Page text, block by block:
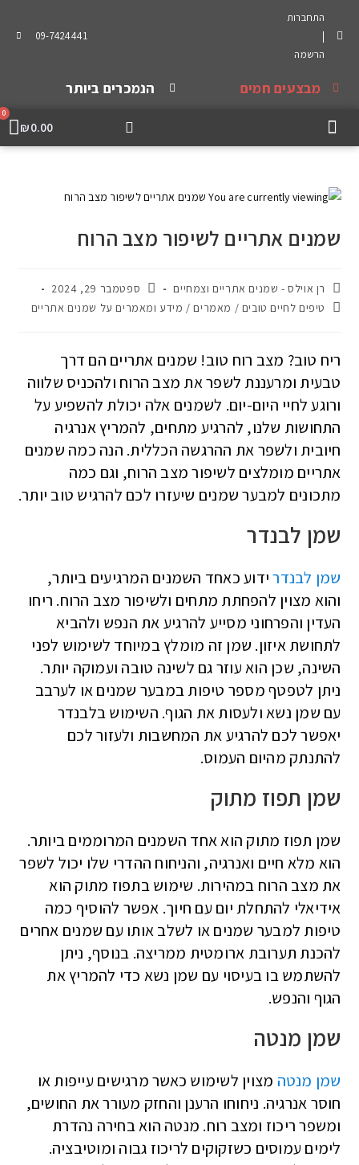
התחברות
|
הרשמה
מבצעים חמים הנמכרים ביותר
09-7424441
₪0.00
0
שמנים אתריים לשיפור מצב הרוח
רן אוילס - שמנים אתריים וצמחיים
ספטמבר 29, 2024
טיפים לחיים טובים / מאמרים / מידע ומאמרים על שמנים אתריים
ריח טוב? מצב רוח טוב! שמנים אתריים הם דרך
טבעית ומרעננת לשפר את מצב הרוח ולהכניס שלווה
ורוגע לחיי היום-יום. לשמנים אלה יכולת להשפיע על
התחושות שלנו, להרגיע מתחים, להמריץ אנרגיה
חיובית ולשפר את ההרגשה הכללית. הנה כמה שמנים
אתריים מומלצים לשיפור מצב הרוח, וגם כמה
מתכונים למבער שמנים שיעזרו לכם להרגיש טוב יותר.
שמן לבנדר
שמן לבנדרידוע כאחד השמנים המרגיעים ביותר,
והוא מצוין להפחתת מתחים ולשיפור מצב הרוח. ריחו
העדין והפרחוני מסייע להרגיע את הנפש ולהביא
לתחושת איזון. שמן זה מומלץ במיוחד לשימוש לפני
השינה, שכן הוא עוזר גם לשינה טובה ועמוקה יותר.
ניתן לטפטף מספר טיפות במבער שמנים או לערבב
עם שמן נשא ולעסות את הגוף. השימוש בלבנדר
יאפשר לכם להרגיע את המחשבות ולעזור לכם
להתנתק מהיום העמוס.
שמן תפוז מתוק
שמן תפוז מתוק הוא אחד השמנים המרוממים ביותר.
הוא מלא חיים ואנרגיה, והניחוח ההדרי שלו יכול לשפר
את מצב הרוח במהירות. שימוש בתפוז מתוק הוא
אידיאלי להתחלת יום עם חיוך. אפשר להוסיף כמה
טיפות למבער שמנים או לשלב אותו עם שמנים אחרים
להכנת תערובת ארומטית ממריצה. בנוסף, ניתן
להשתמש בו בעיסוי עם שמן נשא כדי להמריץ את
הגוף והנפש.
שמן מנטה
שמן מנטה מצוין לשימוש כאשר מרגישים עייפות או
חוסר אנרגיה. ניחוחו הרענן והחזק מעורר את החושים,
ומשפר ריכוז ומצב רוח. מנטה הוא בחירה נהדרת
לימים עמוסים כשזקוקים לריכוז גבוה ומוטיבציה.